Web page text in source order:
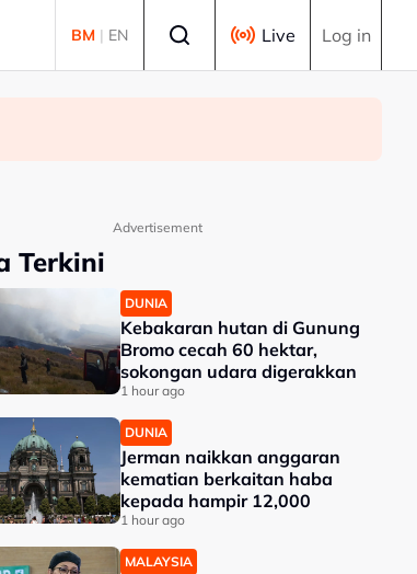
BM | EN Live Log in
Advertisement
Terkini
DUNIA
Kebakaran hutan di Gunung
Bromo cecah 60 hektar,
sokongan udara digerakkan
1 hour ago
DUNIA
Jerman naikkan anggaran
kematian berkaitan haba
kepada hampir 12,000
1 hour ago
MALAYSIA